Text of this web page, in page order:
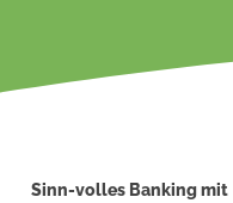
Sinn-volles Banking mit